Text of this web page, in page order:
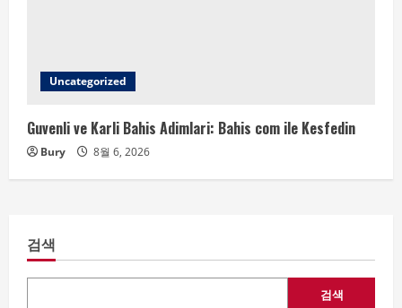
Uncategorized
Guvenli ve Karli Bahis Adimlari: Bahis com ile Kesfedin
Bury 8월 6, 2026
검색
검색